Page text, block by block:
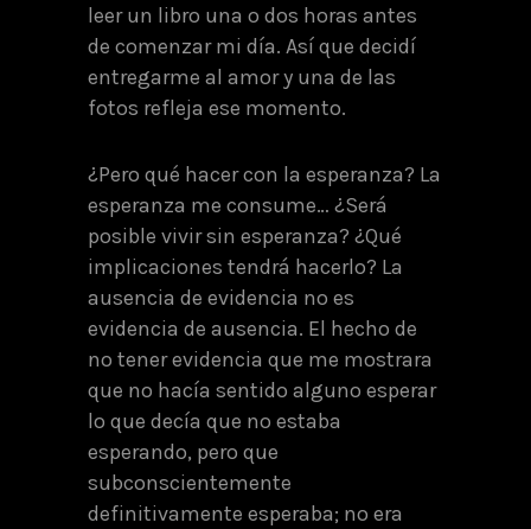
leer un libro una o dos horas antes
de comenzar mi día. Así que decidí
entregarme al amor y una de las
fotos refleja ese momento.
¿Pero qué hacer con la esperanza? La
esperanza me consume… ¿Será
posible vivir sin esperanza? ¿Qué
implicaciones tendrá hacerlo? La
ausencia de evidencia no es
evidencia de ausencia. El hecho de
no tener evidencia que me mostrara
que no hacía sentido alguno esperar
lo que decía que no estaba
esperando, pero que
subconscientemente
definitivamente esperaba; no era